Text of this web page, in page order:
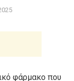
φάρμακο που